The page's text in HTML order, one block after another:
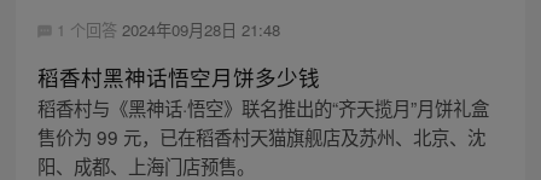
1 个回答 2024年09月28日 21:48
稻香村黑神话悟空月饼多少钱
稻香村与《黑神话·悟空》联名推出的“齐天揽月”月饼礼盒
售价为 99 元，已在稻香村天猫旗舰店及苏州、北京、沈
阳、成都、上海门店预售。